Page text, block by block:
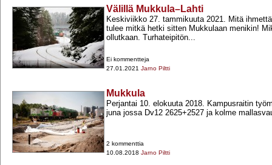
Välillä Mukkula–Lahti
Keskiviikko 27. tammikuuta 2021. Mitä
tulee mitkä hetki sitten Mukkulaan menikin!
ollutkaan. Turhateipitön...
Ei kommentteja
27.01.2021 Jarno Piltti
Mukkula
Perjantai 10. elokuuta 2018. Kampusraitin
juna jossa Dv12 2625+​2527 ja kolme
2 kommenttia
10.08.2018 Jarno Piltti